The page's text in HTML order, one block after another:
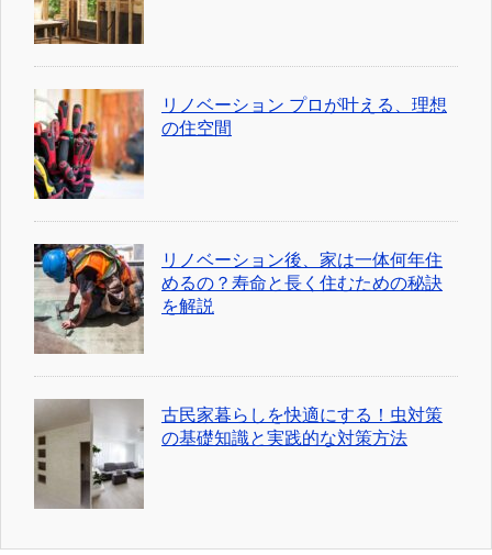
リノベーション プロが叶える、理想
の住空間
リノベーション後、家は一体何年住
めるの？寿命と長く住むための秘訣
を解説
古民家暮らしを快適にする！虫対策
の基礎知識と実践的な対策方法